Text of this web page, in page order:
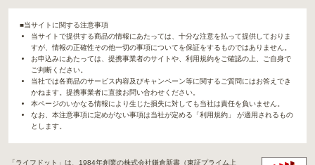
■当サイトに関する注意事項
当サイトで提供する商品の情報にあたっては、十分な注意を払って提供しておりま
すが、情報の正確性その他一切の事項についてを保証をするものではありません。
お申込みにあたっては、提携事業者のサイトや、利用規約をご確認の上、ご自身で
ご判断ください。
当社では各商品のサービス内容及びキャンペーン等に関するご質問にはお答えでき
かねます。提携事業者に直接お問い合わせください。
本ページのいかなる情報により生じた損失に対しても当社は責任を負いません。
なお、本注意事項に定めがない事項は当社が定める「利用規約」 が適用されるもの
とします。
「ライフドット」は、1984年創業の株式会社鎌倉新書（東証プライム上